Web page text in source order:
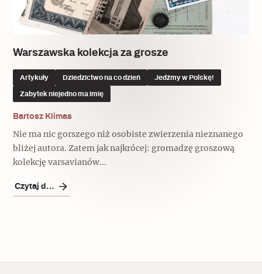
Kruchość rzeczy
Wywiady
Popularne
Dolnośląski Indiana Jones
Popularne
Dziedzictwo na co dzień
Jak wskrzesić smak
Ludzie
Popularne
Popularne
Biskupin - rezerwat archeologiczny
Muzea od nowa
Popularne
Narodowego Muzeum Techniki
Popularne
Zobacz również
Patronaty
MonumentApp
Mapa skojarzeń
Krakowskie Kawiarnie
Warszawska kolekcja za grosze
Artykuły Dziedzictwo na co dzień Jedźmy w Polskę!
Zabytek niejedno ma imię
Bartosz Klimas
Nie ma nic gorszego niż osobiste zwierzenia nieznanego
bliżej autora. Zatem jak najkrócej: gromadzę groszową
kolekcję varsavianów...
Czytaj dalej